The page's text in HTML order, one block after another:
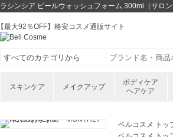
ラシンシア ピールウォッシュフォーム 300ml（サロ
【最大92％OFF】格安コスメ通販サイト
スキンケア メイクアップ
ボディケア
ヘアケア
ベルコスメ トッ